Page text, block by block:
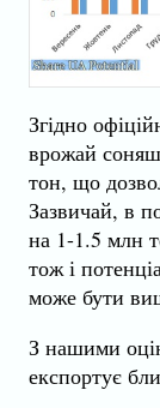
Згідно
врожай
тон, що
Зазвичай, в
на 1-1.5 млн
тож і
може бути
З нашими
експортує